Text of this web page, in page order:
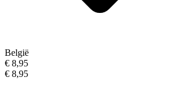
België
€ 8,95
€ 8,95